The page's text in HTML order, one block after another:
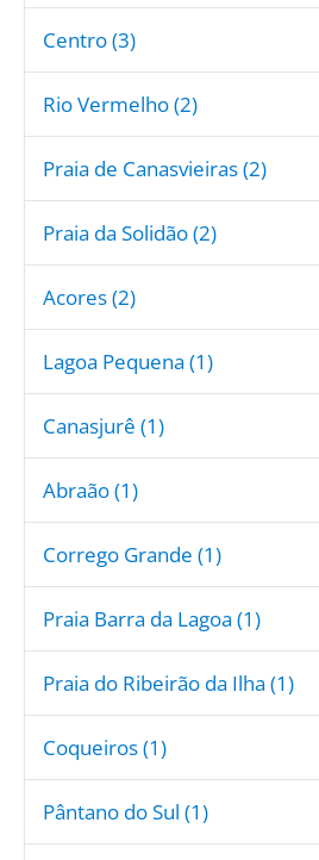
Centro (3)
Rio Vermelho (2)
Praia de Canasvieiras (2)
Praia da Solidão (2)
Acores (2)
Lagoa Pequena (1)
Canasjurê (1)
Abraão (1)
Corrego Grande (1)
Praia Barra da Lagoa (1)
Praia do Ribeirão da Ilha (1)
Coqueiros (1)
Pântano do Sul (1)